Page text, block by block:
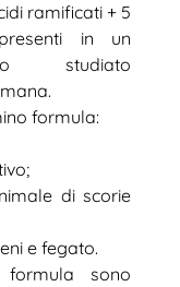
ramificati + 5
in un
studiato
formula:
di scorie
e fegato.
formula sono